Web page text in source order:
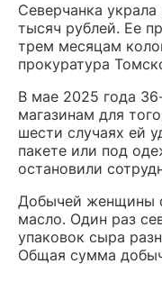
Северчанка
тысяч рублей. Ее
трем месяцам
прокуратура
В мае 2025 года
магазинам для
шести случаях ей
пакете или под
остановили
Добычей женщины
масло. Один раз
упаковок сыра
Общая сумма